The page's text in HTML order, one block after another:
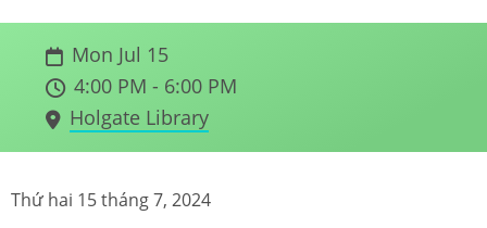
Mon Jul 15
4:00 PM - 6:00 PM
Holgate Library
Thứ hai 15 tháng 7, 2024